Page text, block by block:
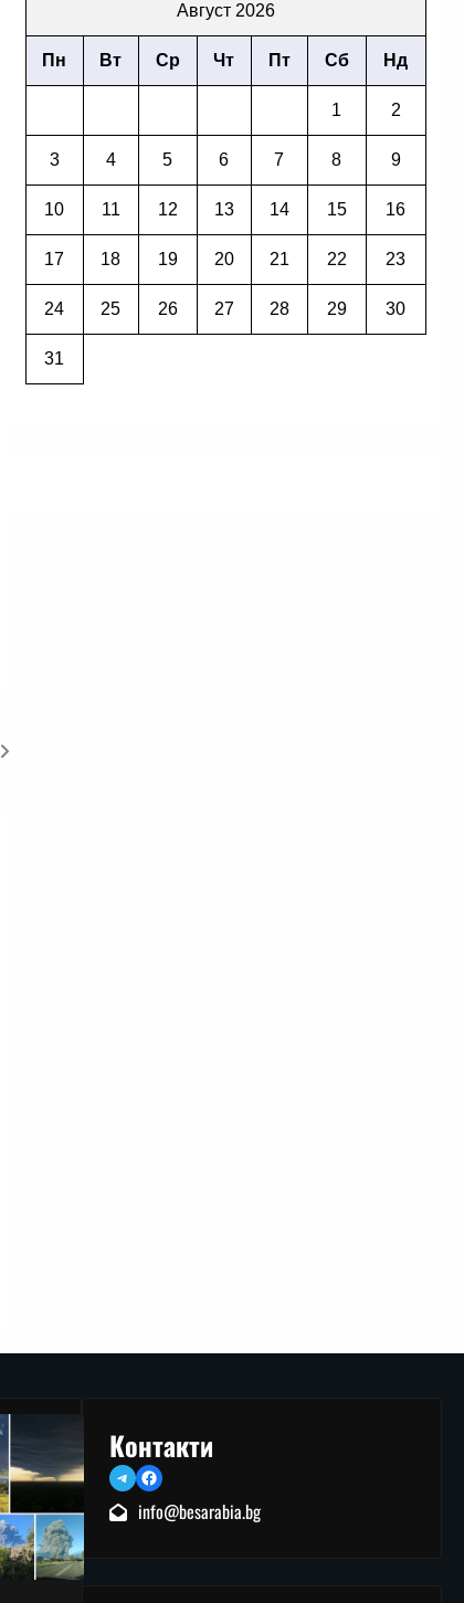
Август 2026
Пн Вт Ср Чт Пт Сб Нд
1 2
3 4 5 6 7 8 9
10 11 12 13 14 15 16
17 18 19 20 21 22 23
24 25 26 27 28 29 30
31
Контакти
TelegramFacebook
info@besarabia.bg